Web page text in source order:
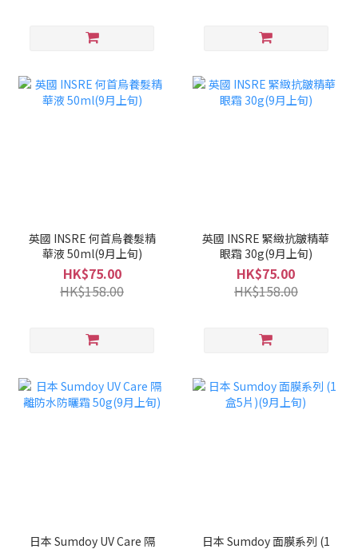
英國 INSRE 何首烏養髮精
華液 50ml(9月上旬)
HK$75.00
HK$158.00
英國 INSRE 緊緻抗皺精華
眼霜 30g(9月上旬)
HK$75.00
HK$158.00
日本 Sumdoy UV Care 隔
日本 Sumdoy 面膜系列 (1